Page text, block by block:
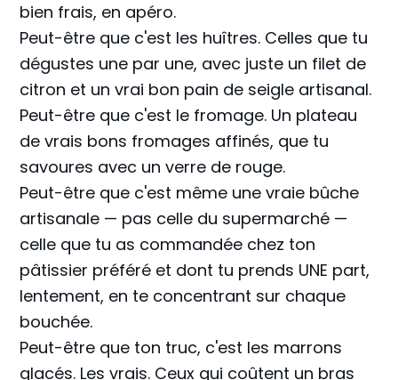
bien frais, en apéro.
Peut-être que c'est les huîtres. Celles que tu
dégustes une par une, avec juste un filet de
citron et un vrai bon pain de seigle artisanal.
Peut-être que c'est le fromage. Un plateau
de vrais bons fromages affinés, que tu
savoures avec un verre de rouge.
Peut-être que c'est même une vraie bûche
artisanale — pas celle du supermarché —
celle que tu as commandée chez ton
pâtissier préféré et dont tu prends UNE part,
lentement, en te concentrant sur chaque
bouchée.
Peut-être que ton truc, c'est les marrons
glacés. Les vrais. Ceux qui coûtent un bras